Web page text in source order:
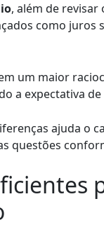
, além de
como
um maior
a expectativa
ajuda o
questões